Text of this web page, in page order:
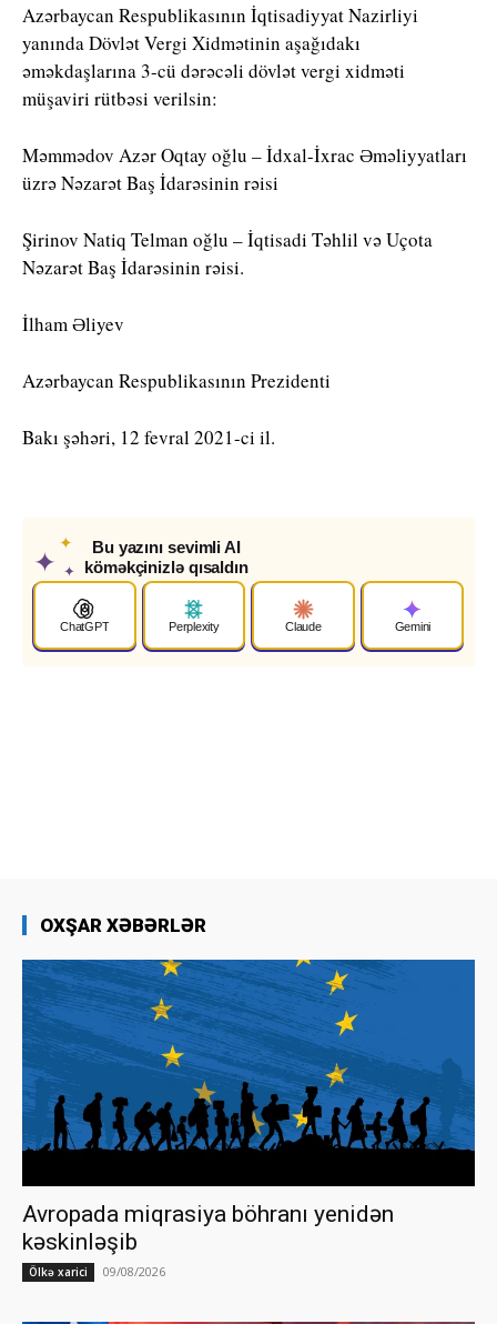
Azərbaycan Respublikasının İqtisadiyyat Nazirliyi
yanında Dövlət Vergi Xidmətinin aşağıdakı
əməkdaşlarına 3-cü dərəcəli dövlət vergi xidməti
müşaviri rütbəsi verilsin:
Məmmədov Azər Oqtay oğlu – İdxal-İxrac Əməliyyatları
üzrə Nəzarət Baş İdarəsinin rəisi
Şirinov Natiq Telman oğlu – İqtisadi Təhlil və Uçota
Nəzarət Baş İdarəsinin rəisi.
İlham Əliyev
Azərbaycan Respublikasının Prezidenti
Bakı şəhəri, 12 fevral 2021-ci il.
✦
✦
✦
Bu yazını sevimli AI
köməkçinizlə qısaldın
ChatGPT Perplexity Claude Gemini
OXŞAR XƏBƏRLƏR
Avropada miqrasiya böhranı yenidən
kəskinləşib
Ölkə xarici 09/08/2026